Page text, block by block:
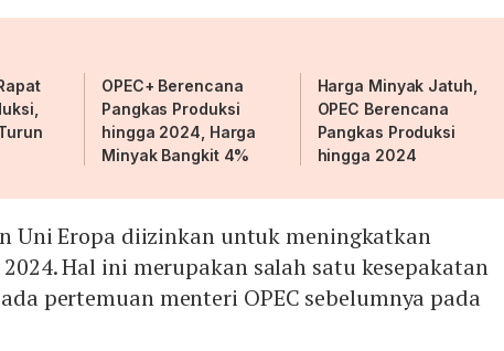
OPEC+ Berencana
Pangkas Produksi
hingga 2024, Harga
Minyak Bangkit 4%
Harga Minyak Jatuh,
OPEC Berencana
Pangkas Produksi
hingga 2024
Uni Eropa diizinkan untuk meningkatkan
Hal ini merupakan salah satu kesepakatan
pertemuan menteri OPEC sebelumnya pada